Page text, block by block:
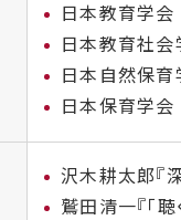
日本教育学会
日本教育社会
日本自然保育
日本保育学会
沢木耕太郎『
鷲田清一『「